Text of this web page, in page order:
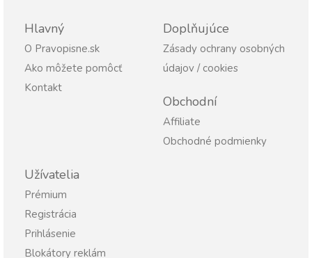
Hlavný
O Pravopisne.sk
Ako môžete pomôcť
Kontakt
Doplňujúce
Zásady ochrany osobných
údajov / cookies
Obchodní
Affiliate
Obchodné podmienky
Užívatelia
Prémium
Registrácia
Prihlásenie
Blokátory reklám